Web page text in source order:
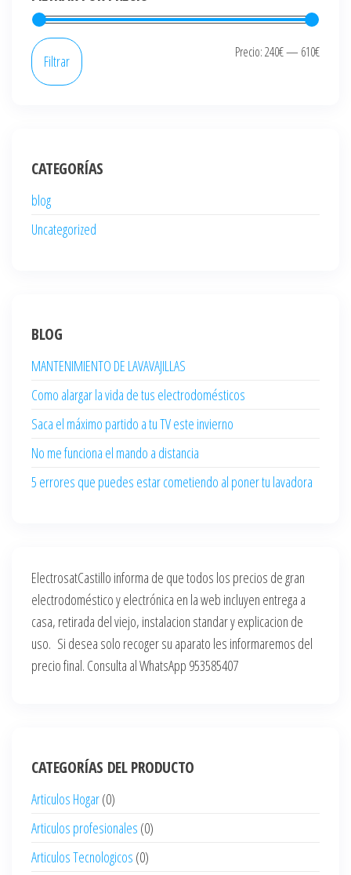
Precio
Precio
Filtrar Precio:240€— 610€
CATEGORÍAS
blog
Uncategorized
BLOG
MANTENIMIENTO DE LAVAVAJILLAS
Como alargar la vida de tus electrodomésticos
Saca el máximo partido a tu TV este invierno
No me funciona el mando a distancia
5 errores que puedes estar cometiendo al poner tu lavadora
ElectrosatCastillo informa de que todos los precios de gran
electrodoméstico y electrónica en la web incluyen entrega a
casa, retirada del viejo, instalacion standar y explicacion de
uso. Si desea solo recoger su aparato les informaremos del
precio final. Consulta al WhatsApp 953585407
CATEGORÍAS DEL PRODUCTO
Articulos Hogar(0)
Articulos profesionales (0)
Articulos Tecnologicos (0)